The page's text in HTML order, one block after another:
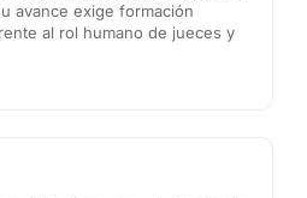
avance exige formación
al rol humano de jueces y